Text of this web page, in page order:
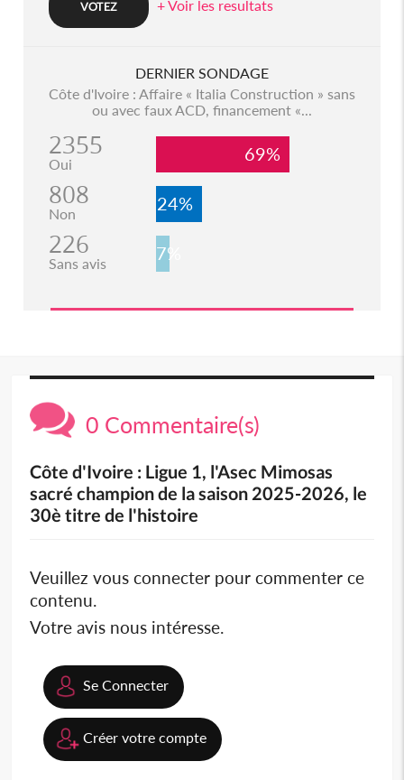
+ Voir les resultats
DERNIER SONDAGE
Côte d'Ivoire : Affaire « Italia Construction » sans
ou avec faux ACD, financement «...
2355
Oui 69%
808
Non 24%
226
Sans avis 7%
0 Commentaire(s)
Côte d'Ivoire : Ligue 1, l'Asec Mimosas
sacré champion de la saison 2025-2026, le
30è titre de l'histoire
Veuillez vous connecter pour commenter ce
contenu.
Votre avis nous intéresse.
Se Connecter
Créer votre compte